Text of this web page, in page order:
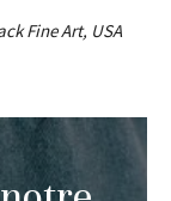
Fine Art, USA